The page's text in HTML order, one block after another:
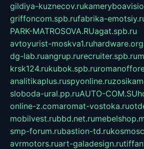
gildiya-kuznecov.ru
griffoncom.spb.rufabrika-
PARK-MATROSOVA.RUagat.spb.ru
avtoyurist-moskva1.ru
dg-lab.ruangrup.rurecruiter.spb.ru
krsk124.rukubok.spb.ru
analitikaplus.ruspyonline.ru
sloboda-ural.pp.ruAUTO-COM.SU
online-z.comaromat-vostoka.ru
mobilvest.rubbd.net.ru
smp-forum.rubastion-td.ru
avrmotors.ruart-galadesign.ru